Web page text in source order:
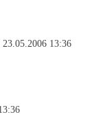
13:36